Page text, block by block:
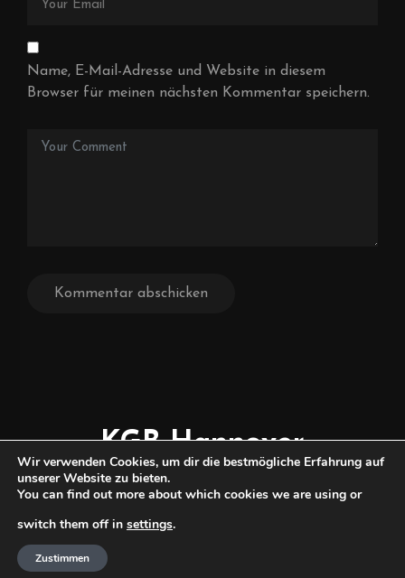
Name, E-Mail-Adresse und Website in diesem
Browser für meinen nächsten Kommentar speichern.
KGB Hannover
TISCHFUSSBALL
Wir verwenden Cookies, um dir die bestmögliche Erfahrung auf
unserer Website zu bieten.
You can find out more about which cookies we are using or
switch them off in settings.
Zustimmen